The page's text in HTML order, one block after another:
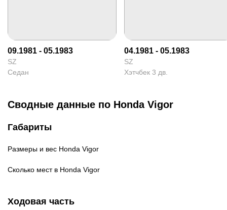
09.1981 - 05.1983
SZ
Седан
04.1981 - 05.1983
SZ
Хэтчбек 3 дв.
Сводные данные по Honda Vigor
Габариты
Размеры и вес Honda Vigor
Сколько мест в Honda Vigor
Ходовая часть